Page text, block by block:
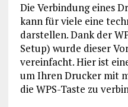
Die Verbindung eines
kann für viele eine
darstellen. Dank der
Setup) wurde dieser
vereinfacht. Hier ist
um Ihren Drucker mit
die WPS-Taste zu